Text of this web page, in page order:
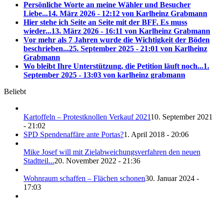
Persönliche Worte an meine Wähler und Besucher
Liebe...14. März 2026 - 12:12 von Karlheinz Grabmann
Hier stehe ich Seite an Seite mit der BFF. Es muss
wieder...13. März 2026 - 16:11 von Karlheinz Grabmann
Vor mehr als 7 Jahren wurde die Wichtigkeit der Böden
beschrieben...25. September 2025 - 21:01 von Karlheinz
Grabmann
Wo bleibt Ihre Unterstützung, die Petition läuft noch...1.
September 2025 - 13:03 von karlheinz grabmann
Beliebt
Kartoffeln – Protestknollen Verkauf 202110. September 2021
- 21:02
SPD Spendenaffäre ante Portas?1. April 2018 - 20:06
Mike Josef will mit Zielabweichungsverfahren den neuen
Stadtteil...20. November 2022 - 21:36
Wohnraum schaffen – Flächen schonen30. Januar 2024 -
17:03